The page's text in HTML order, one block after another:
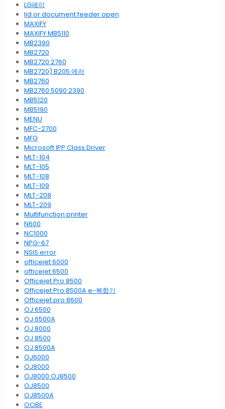
LG페이
lid or document feeder open
MAXIFY
MAXIFY MB5110
MB2390
MB2720
MB2720 2760
MB2720) B205 에러
MB2760
MB2760 5090 2390
MB5120
MB5190
MENU
MFC-2700
MFG
Microsoft IPP Class Driver
MLT-104
MLT-105
MLT-108
MLT-109
MLT-208
MLT-209
Multifunction printer
N600
NC1000
NPG-67
NSIS error
officejet 6000
officejet 6500
Officejet Pro 8500
Officejet Pro 8500A e-복합기
Officejet pro 8600
OJ 6500
OJ 6500A
OJ 8000
OJ 8500
OJ 8500A
OJ6000
OJ8000
OJ8000 OJ8500
OJ8500
OJ8500A
OOBE